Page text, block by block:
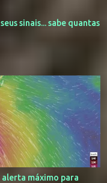
sinais... sabe quantas
máximo para